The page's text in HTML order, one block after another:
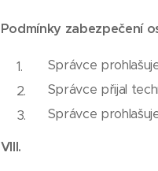
Podmínky zabezpečení
Správce
Správce přijal
Správce
VIII.